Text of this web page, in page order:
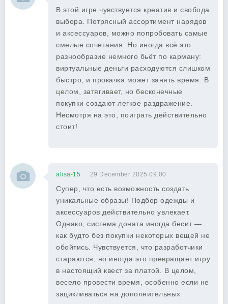
В этой игре чувствуется креатив и свобода
выбора. Потрясный ассортимент нарядов
и аксессуаров, можно попробовать самые
смелые сочетания. Но иногда всё это
разнообразие немного бьёт по карману:
виртуальные деньги расходуются слишком
быстро, и прокачка может занять время. В
целом, затягивает, но бесконечные
покупки создают легкое раздражение.
Несмотря на это, поиграть действительно
стоит!
alisa-15 29 December 2025 09:00
Супер, что есть возможность создать
уникальные образы! Подбор одежды и
аксессуаров действительно увлекает.
Однако, система доната иногда бесит —
как будто без покупки некоторых вещей не
обойтись. Чувствуется, что разработчики
стараются, но иногда это превращает игру
в настоящий квест за платой. В целом,
весело провести время, особенно если не
зацикливаться на дополнительных